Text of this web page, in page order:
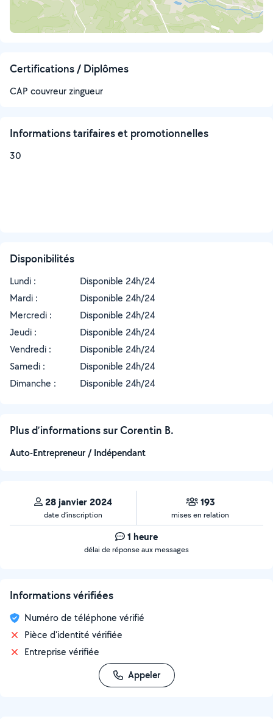
Certifications / Diplômes
CAP couvreur zingueur
Informations tarifaires et promotionnelles
30
Disponibilités
Lundi :
Disponible 24h/24
Mardi :
Disponible 24h/24
Mercredi :
Disponible 24h/24
Jeudi :
Disponible 24h/24
Vendredi :
Disponible 24h/24
Samedi :
Disponible 24h/24
Dimanche :
Disponible 24h/24
Plus d’informations sur Corentin B.
Auto-Entrepreneur / Indépendant
28 janvier 2024
date d’inscription
193
mises en relation
1 heure
délai de réponse aux messages
Informations vérifiées
Numéro de téléphone vérifié
Pièce d'identité vérifiée
Entreprise vérifiée
Appeler